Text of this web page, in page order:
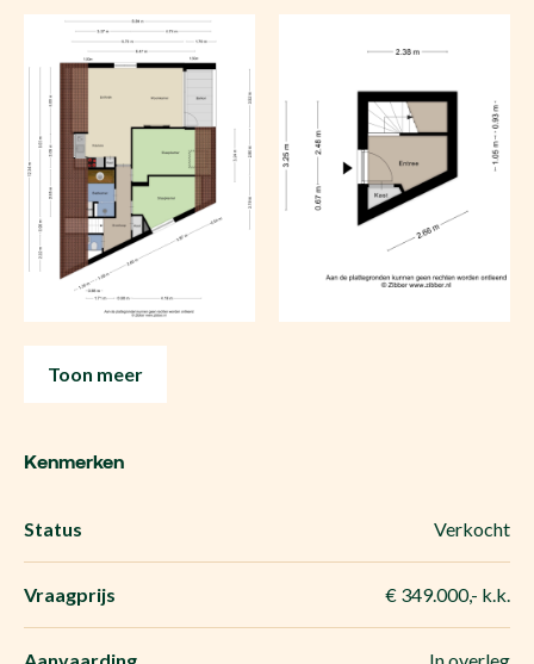
Toon meer
Kenmerken
Status Verkocht
Vraagprijs € 349.000,- k.k.